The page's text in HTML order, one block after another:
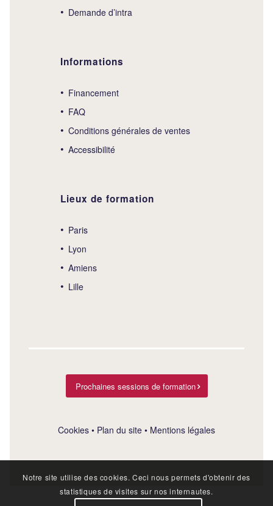
Demande d’intra
Informations
Financement
FAQ
Conditions générales de ventes
Accessibilité
Lieux de formation
Paris
Lyon
Amiens
Lille
Prochaines sessions de formation
Cookies • Plan du site • Mentions légales
Notre site utilise des cookies. Ceci nous permets d'obtenir des
statistiques de visites sur nos internautes.